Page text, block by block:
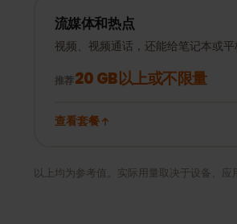
流媒体和热点
视频、视频通话，还能给笔记本或平
推荐20 GB以上或不限量
查看套餐
以上均为参考值。实际用量取决于设备、应